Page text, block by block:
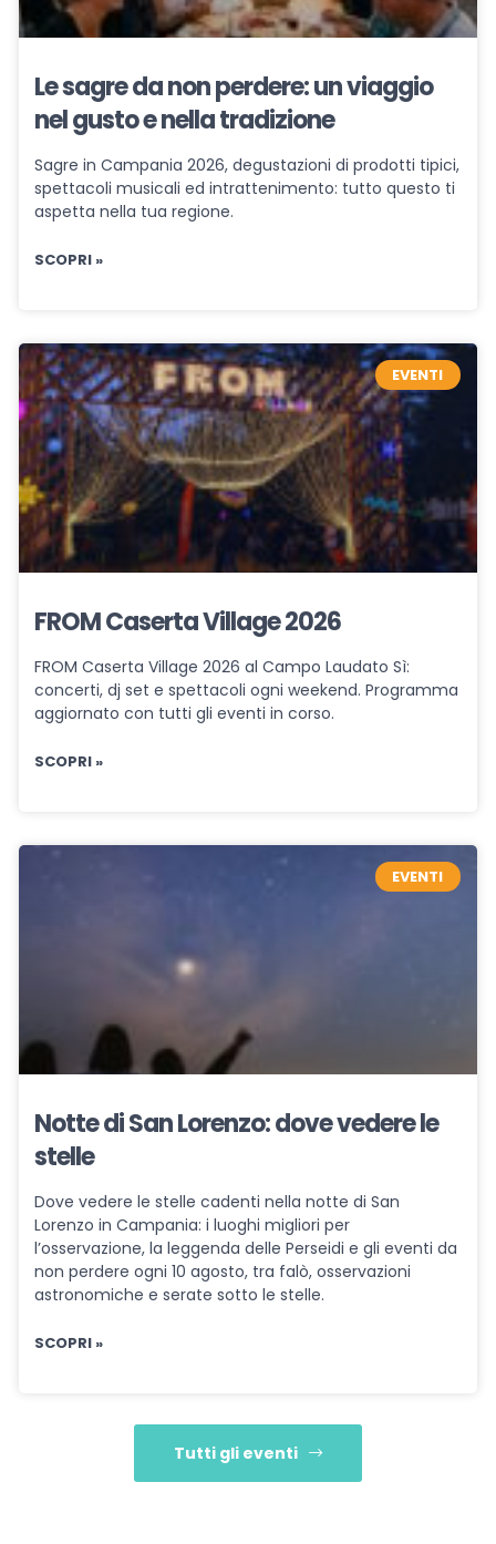
Le sagre da non perdere: un viaggio
nel gusto e nella tradizione
Sagre in Campania 2026, degustazioni di prodotti tipici,
spettacoli musicali ed intrattenimento: tutto questo ti
aspetta nella tua regione.
SCOPRI »
EVENTI
FROM Caserta Village 2026
FROM Caserta Village 2026 al Campo Laudato Sì:
concerti, dj set e spettacoli ogni weekend. Programma
aggiornato con tutti gli eventi in corso.
SCOPRI »
EVENTI
Notte di San Lorenzo: dove vedere le
stelle
Dove vedere le stelle cadenti nella notte di San
Lorenzo in Campania: i luoghi migliori per
l’osservazione, la leggenda delle Perseidi e gli eventi da
non perdere ogni 10 agosto, tra falò, osservazioni
astronomiche e serate sotto le stelle.
SCOPRI »
Tutti gli eventi